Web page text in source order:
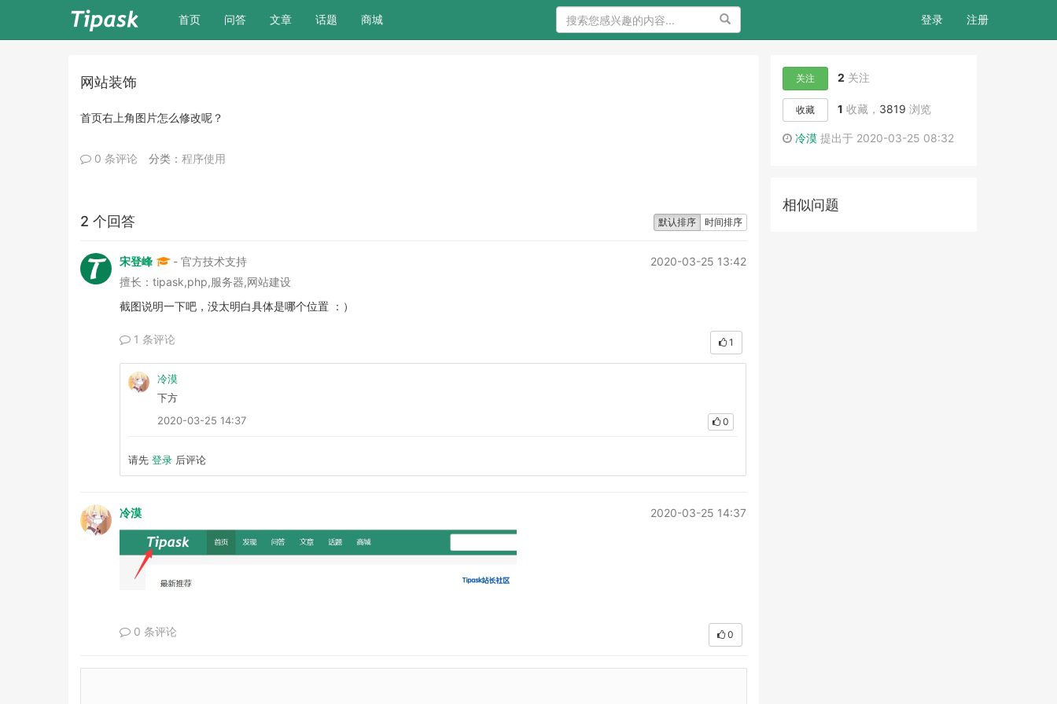
首页(current)
问答 文章 话题 商城 搜索 登录 注册
网站装饰
首页右上角图片怎么修改呢？
0 条评论 分类： 程序使用
默认排序 时间排序
2 个回答
宋登峰 - 官方技术支持
2020-03-25 13:42
擅长：tipask,php,服务器,网站建设
截图说明一下吧，没太明白具体是哪个位置 ：）
1 条评论 1
冷漠
下方
2020-03-25 14:37
0
请先 登录 后评论
冷漠 2020-03-25 14:37
0 条评论 0
关注 2 关注
收藏 1 收藏， 3819 浏览
冷漠提出于 2020-03-25 08:32
相似问题